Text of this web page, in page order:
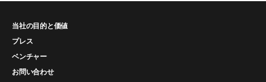
当社の目的と価値
プレス
ベンチャー
お問い合わせ